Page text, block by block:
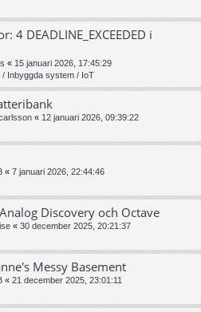
4 DEADLINE_EXCEEDED i
« 15 januari 2026, 17:45:29
/ Inbyggda system / IoT
« 12 januari 2026, 09:39:22
« 7 januari 2026, 22:44:46
Discovery och Octave
« 30 december 2025, 20:21:37
Messy Basement
« 21 december 2025, 23:01:11